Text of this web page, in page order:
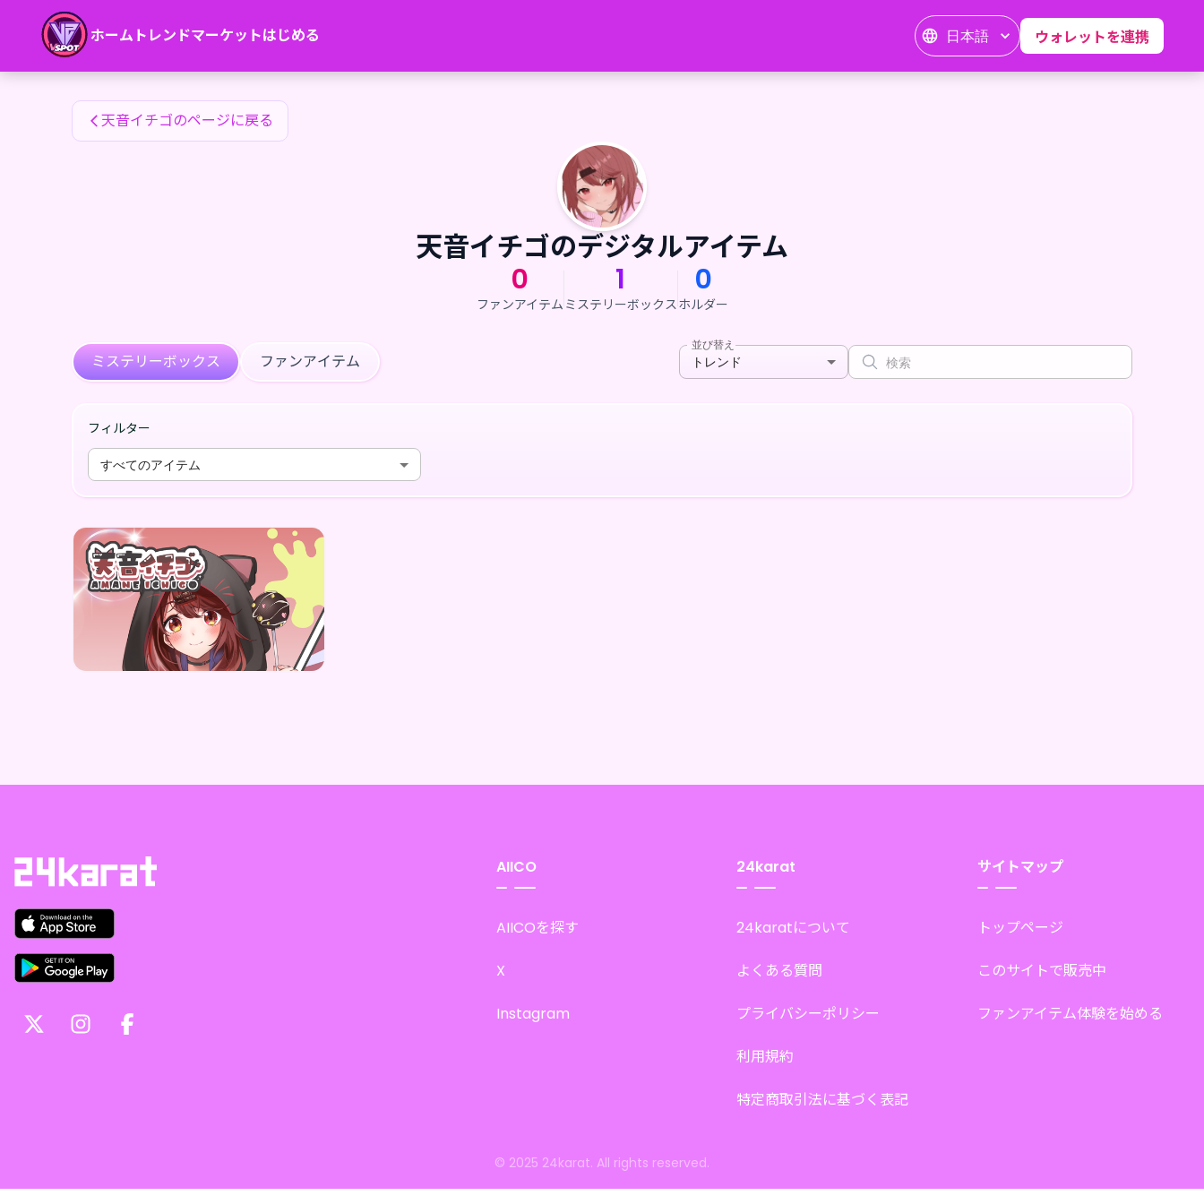
ホーム トレンドマーケットはじめる 日本語 ウォレットを連携
天音イチゴのファンアイテム
天音イチゴのページに戻る
天音イチゴのデジタルアイテム
0
ファンアイテム
1
ミステリーボックス
0
ホルダー
ミステリーボックス ファンアイテム
並び替え
トレンド
フィルター
すべてのアイテム
天音イチゴ
天音イチゴ 4周年記念デジガチャ
1,000
AIICO
AIICOを探す
X
Instagram
24karat
24karatについて
よくある質問
プライバシーポリシー
利用規約
特定商取引法に基づく表記
サイトマップ
トップページ
このサイトで販売中
ファンアイテム体験を始める
© 2025 24karat. All rights reserved.
天音イチゴのファンアイテム — 24karat